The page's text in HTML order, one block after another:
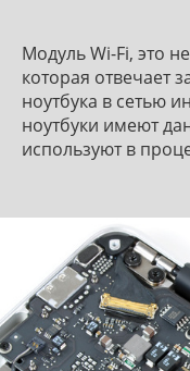
Модуль Wi-Fi, это
которая отвечает
ноутбука в сетью
ноутбуки имеют
используют в